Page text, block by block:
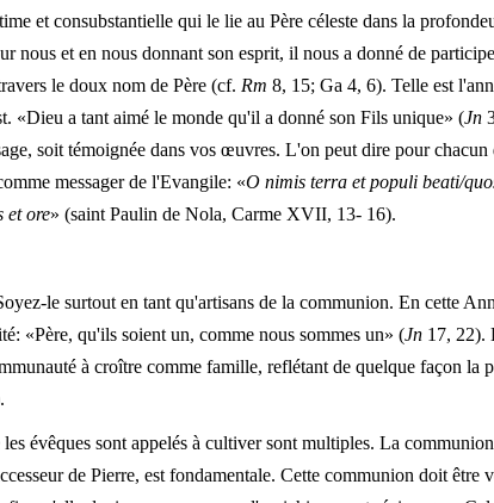
et consubstantielle qui le lie au Père céleste dans la
nous et en nous donnant son esprit, il nous a donné de
le doux nom de Père (cf. Rm 8, 15; Ga 4, 6). Telle est
«Dieu a tant aimé le monde qu'il a donné son Fils unique» (Jn
soit témoignée dans vos œuvres. L'on peut dire pour chacun
messager de l'Evangile: «O nimis terra et populi beati/
et ore» (saint Paulin de Nola, Carme XVII, 13- 16).
le surtout en tant qu'artisans de la communion. En cette
«Père, qu'ils soient un, comme nous sommes un» (Jn 17, 22).
à croître comme famille, reflétant de quelque façon la
évêques sont appelés à cultiver sont multiples. La
de Pierre, est fondamentale. Cette communion doit être